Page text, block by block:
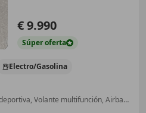
€ 9.990
Súperoferta
Electro/Gasolina
Ventanas tintadas, Suspensión deportiva, Volante multifunción, Airbags laterales, ABS, Control de tracción